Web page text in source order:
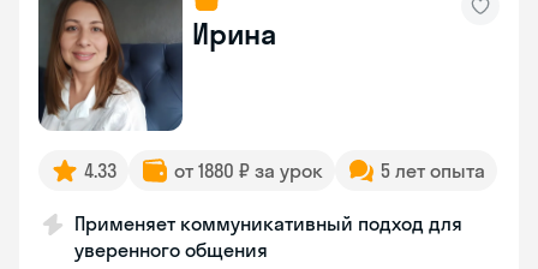
Ирина
4.33 от 1880 ₽ за урок 5 лет опыта
Применяет коммуникативный подход для
уверенного общения